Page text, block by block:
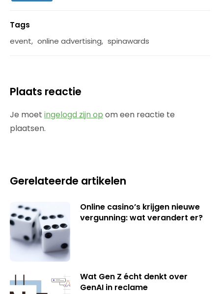
Tags
event, online advertising, spinawards
Plaats reactie
Je moet ingelogd zijn op om een reactie te
plaatsen.
Gerelateerde artikelen
Online casino’s krijgen nieuwe
vergunning: wat verandert er?
Wat Gen Z écht denkt over
GenAI in reclame